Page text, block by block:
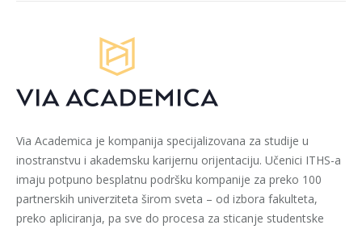
Via Academica je kompanija specijalizovana za studije u
inostranstvu i akademsku karijernu orijentaciju. Učenici ITHS-a
imaju potpuno besplatnu podršku kompanije za preko 100
partnerskih univerziteta širom sveta – od izbora fakulteta,
preko apliciranja, pa sve do procesa za sticanje studentske